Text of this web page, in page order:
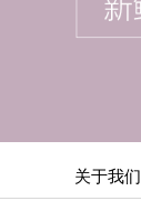
关于我们